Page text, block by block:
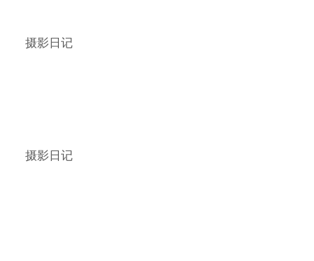
摄影日记
摄影日记